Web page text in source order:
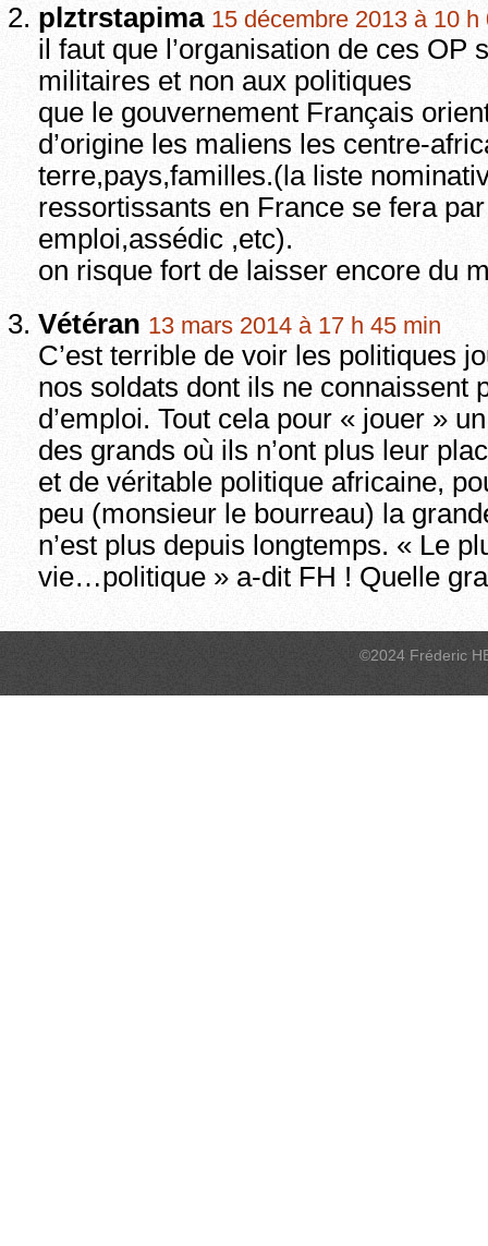
plztrstapima 15 décembre 2013 à 10 h
il faut que l’organisation de ces OP
militaires et non aux politiques
que le gouvernement Français
d’origine les maliens les centre-
terre,pays,familles.(la liste
ressortissants en France se fera
emploi,assédic ,etc).
on risque fort de laisser encore du
Vétéran 13 mars 2014 à 17 h 45 min
C’est terrible de voir les politiques
nos soldats dont ils ne connaissent
d’emploi. Tout cela pour « jouer »
des grands où ils n’ont plus leur
et de véritable politique africaine,
peu (monsieur le bourreau) la
n’est plus depuis longtemps. « Le
vie…politique » a-dit FH ! Quelle
©2024 Fréderic